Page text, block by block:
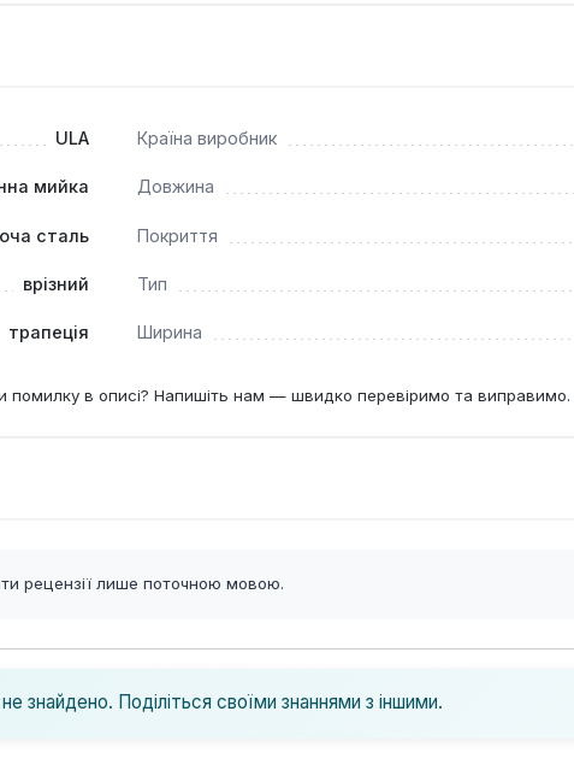
ULA Країна виробник
мийка Довжина
сталь Покриття
врізний Тип
трапеція Ширина
в описі? Напишіть нам — швидко перевіримо та виправимо.
рецензії лише поточною мовою.
не знайдено. Поділіться своїми знаннями з іншими.